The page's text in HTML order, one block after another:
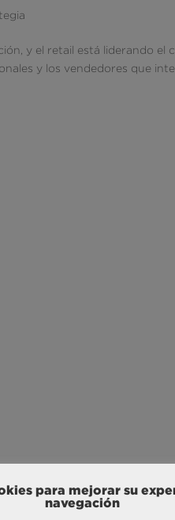
y el retail está liderando el
y los vendedores que
para mejorar su
navegación